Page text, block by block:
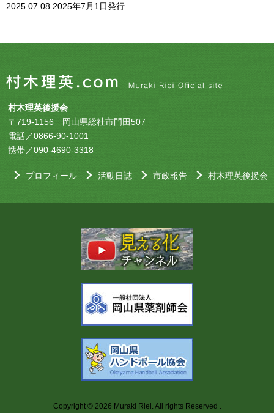
2025.07.08 2025年7月1日発行
村木理英後援会
〒719-1156 岡山県総社市門田507
電話／0866-90-1001
携帯／090-4690-3318
プロフィール 活動日誌 市政報告 村木理英後援会
Copyright © 2026 Muraki Riei. All rights Reserved .